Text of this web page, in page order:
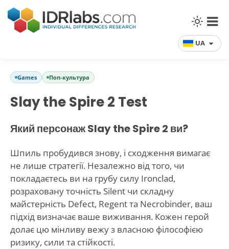
UA
Games Поп-культура
Slay the Spire 2 Test
Який персонаж Slay the Spire 2 ви?
Шпиль пробудився знову, і сходження вимагає
не лише стратегії. Незалежно від того, чи
покладаєтесь ви на грубу силу Ironclad,
розраховану точність Silent чи складну
майстерність Defect, Regent та Necrobinder, ваш
підхід визначає ваше виживання. Кожен герой
долає цю мінливу вежу з власною філософією
ризику, сили та стійкості.